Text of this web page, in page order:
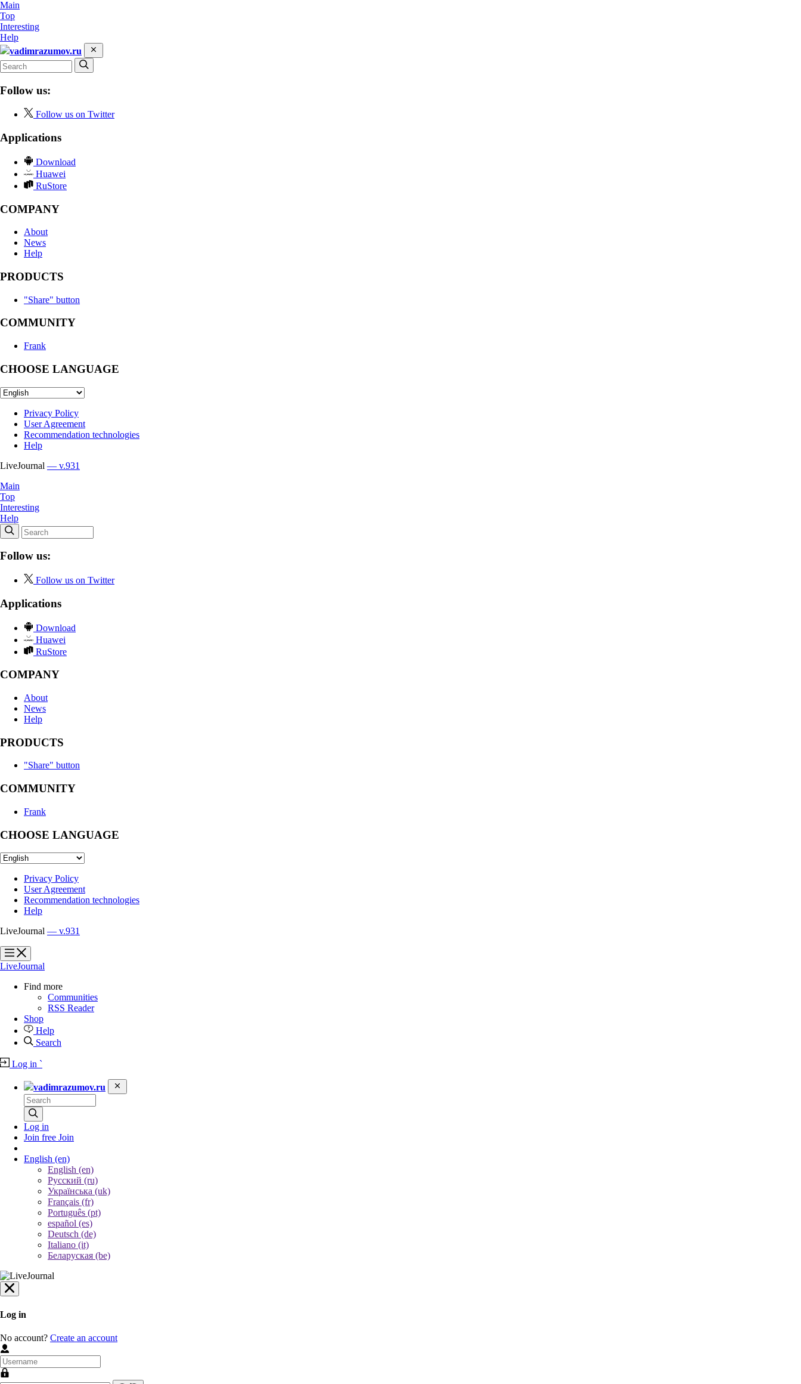
Main
Top
Interesting
Help
vadimrazumov.ru
Follow us:
Follow us on Twitter
Applications
Download
Huawei
RuStore
COMPANY
About
News
Help
PRODUCTS
"Share" button
COMMUNITY
Frank
CHOOSE LANGUAGE
Privacy Policy
User Agreement
Recommendation technologies
Help
LiveJournal — v.931
Main
Top
Interesting
Help
Follow us:
Follow us on Twitter
Applications
Download
Huawei
RuStore
COMPANY
About
News
Help
PRODUCTS
"Share" button
COMMUNITY
Frank
CHOOSE LANGUAGE
Privacy Policy
User Agreement
Recommendation technologies
Help
LiveJournal — v.931
?
?
LiveJournal
Find more
Communities
RSS Reader
Shop
Help
Search
Log in `
vadimrazumov.ru
Log in
Join free Join
English (en)
English (en)
Русский (ru)
Українська (uk)
Français (fr)
Português (pt)
español (es)
Deutsch (de)
Italiano (it)
Беларуская (be)
Log in
No account? Create an account